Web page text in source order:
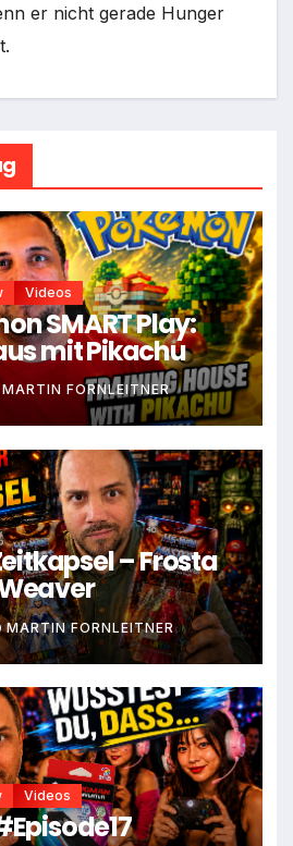
er nicht gerade Hunger
Videos
SMART Play:
mit Pikachu
MARTIN FORNLEITNER
– Frosta
MARTIN FORNLEITNER
Videos